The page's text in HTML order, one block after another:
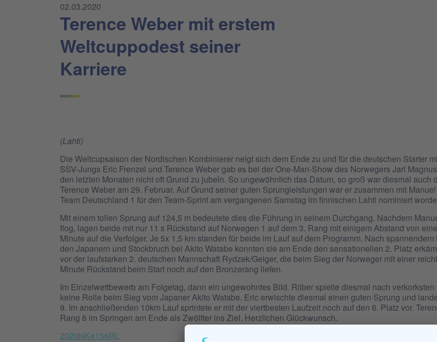
Terence Weber mit erstem
Weltcuppodest seiner
Karriere
02.03.2020
(Lahti)
Die Weltcupsaison der Nordischen Kombinierer neigt sich dem Ende zu und für die deutschen Starter
SSV-Jungs Eric Frenzel und Terence Weber gab es bei der One-Man-Show des Norwegers Jarl
den letzten Monaten nicht oft Grund zu jubeln. So ungewöhnlich das Datum, so groß war diesmal auch
Terence Weber am 29. Februar. Auf Grund seiner guten Sprungleistungen war er zusammen mit
Team Deutschland 1 für den Team-Sprint am vergangenen Samstag im finnischen Lahti nominiert
Mit einem tollen Sprung auf 124,5 m bedeutete dies die Führung in seinem Durchgang. Nachdem
flog, lagen beide mit nur 11 s Rückstand auf Norwegen 1 auf dem 3. Rang mit einigem Abstand von
Minute auf die Verfolger. Je 5x 1,5 km standen für beide im Lauf auf dem Programm. Nach spannendem
den Japanern und Stockbruch bei Akito Watabe konnten sie am Ende den sensationellen 2. Platz
vor der laufstarken 2. deutschen Mannschaft Rydzek/Geiger, die beim Sieg der Norweger mit einer
Minute Rückstand beim Start noch auf den Bronzerang liefen.
Im Einzelwettbewerb am Folgetag, dann ein ungewohntes Bild. Riiber spielte diesmal nach verkorksten
keine Rolle beim Sieg vom Japaner Akito Watabe. Eric erwischte diesmal einen guten Sprung und
9. Im anschließenden 10km Lauf sprintete er mit der viertbesten Laufzeit noch auf den 6. Platz vor.
Rang 6 im Springen am Ende als Zwölfter ins Ziel. Herzlichen Glückwunsch.
2020NK4156RL